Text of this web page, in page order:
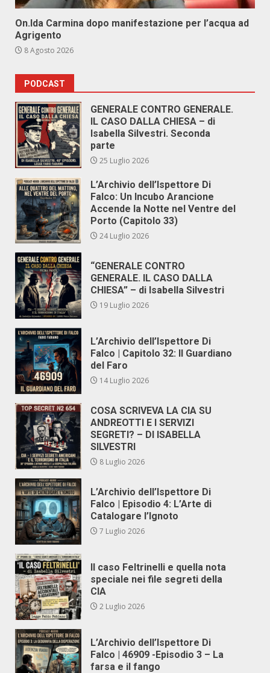
On.Ida Carmina dopo manifestazione per l’acqua ad
Agrigento
8 Agosto 2026
PODCAST
GENERALE CONTRO GENERALE.
IL CASO DALLA CHIESA – di
Isabella Silvestri. Seconda
parte
25 Luglio 2026
L’Archivio dell’Ispettore Di
Falco: Un Incubo Arancione
Accende la Notte nel Ventre del
Porto (Capitolo 33)
24 Luglio 2026
“GENERALE CONTRO
GENERALE. IL CASO DALLA
CHIESA” – di Isabella Silvestri
19 Luglio 2026
L’Archivio dell’Ispettore Di
Falco | Capitolo 32: Il Guardiano
del Faro
14 Luglio 2026
COSA SCRIVEVA LA CIA SU
ANDREOTTI E I SERVIZI
SEGRETI? – DI ISABELLA
SILVESTRI
8 Luglio 2026
L’Archivio dell’Ispettore Di
Falco | Episodio 4: L’Arte di
Catalogare l’Ignoto
7 Luglio 2026
Il caso Feltrinelli e quella nota
speciale nei file segreti della
CIA
2 Luglio 2026
L’Archivio dell’Ispettore Di
Falco | 46909 -Episodio 3 – La
farsa e il fango